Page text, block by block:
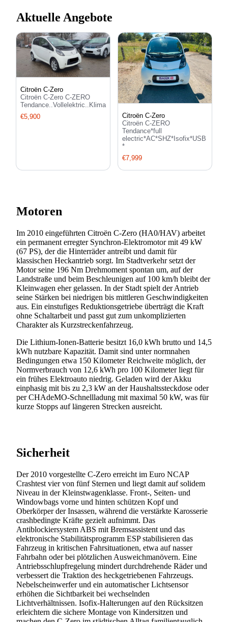
Aktuelle Angebote
Citroën C-Zero
Citroën C-Zero C-ZERO
Tendance..Vollelektric..Klima
€5,900
Citroën C-Zero
Citroën C-ZERO
Tendance*full
electric*AC*SHZ*Isofix*USB
*
€7,999
Motoren
Im 2010 eingeführten Citroën C-Zero (HA0/HAV) arbeitet
ein permanent erregter Synchron-Elektromotor mit 49 kW
(67 PS), der die Hinterräder antreibt und damit für
klassischen Heckantrieb sorgt. Im Stadtverkehr setzt der
Motor seine 196 Nm Drehmoment spontan um, auf der
Landstraße und beim Beschleunigen auf 100 km/h bleibt der
Kleinwagen eher gelassen. In der Stadt spielt der Antrieb
seine Stärken bei niedrigen bis mittleren Geschwindigkeiten
aus. Ein einstufiges Reduktionsgetriebe überträgt die Kraft
ohne Schaltarbeit und passt gut zum unkomplizierten
Charakter als Kurzstreckenfahrzeug.
Die Lithium-Ionen-Batterie besitzt 16,0 kWh brutto und 14,5
kWh nutzbare Kapazität. Damit sind unter normnahen
Bedingungen etwa 150 Kilometer Reichweite möglich, der
Normverbrauch von 12,6 kWh pro 100 Kilometer liegt für
ein frühes Elektroauto niedrig. Geladen wird der Akku
einphasig mit bis zu 2,3 kW an der Haushaltssteckdose oder
per CHAdeMO-Schnellladung mit maximal 50 kW, was für
kurze Stopps auf längeren Strecken ausreicht.
Sicherheit
Der 2010 vorgestellte C-Zero erreicht im Euro NCAP
Crashtest vier von fünf Sternen und liegt damit auf solidem
Niveau in der Kleinstwagenklasse. Front-, Seiten- und
Windowbags vorne und hinten schützen Kopf und
Oberkörper der Insassen, während die verstärkte Karosserie
crashbedingte Kräfte gezielt aufnimmt. Das
Antiblockiersystem ABS mit Bremsassistent und das
elektronische Stabilitätsprogramm ESP stabilisieren das
Fahrzeug in kritischen Fahrsituationen, etwa auf nasser
Fahrbahn oder bei plötzlichen Ausweichmanövern. Eine
Antriebsschlupfregelung mindert durchdrehende Räder und
verbessert die Traktion des heckgetriebenen Fahrzeugs.
Nebelscheinwerfer und ein automatischer Lichtsensor
erhöhen die Sichtbarkeit bei wechselnden
Lichtverhältnissen. Isofix-Halterungen auf den Rücksitzen
erleichtern die sichere Montage von Kindersitzen und